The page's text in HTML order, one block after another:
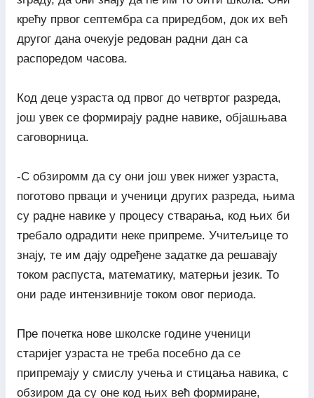
крећу првог септембра са приредбом, док их већ
другог дана очекује редован радни дан са
распоредом часова.
Код деце узраста од првог до четвртог разреда,
још увек се формирају радне навике, објашњава
саговорница.
-С обзиромм да су они још увек нижег узраста,
поготово прваци и ученици других разреда, њима
су радне навике у процесу стварања, код њих би
требало одрадити неке припреме. Учитељице то
знају, те им дају одређене задатке да решавају
током распуста, математику, матерњи језик. То
они раде интензивније током овог периода.
Пре почетка нове школске године ученици
старијег узраста не треба посебно да се
припремају у смислу учења и стицања навика, с
обзиром да су оне код њих већ формиране,